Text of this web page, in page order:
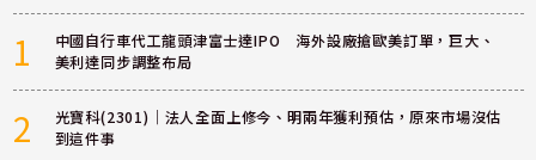
1
中國自行車代工龍頭津富士達IPO 海外設廠搶歐美訂單，巨大、
美利達同步調整布局
2
光寶科(2301)｜法人全面上修今、明兩年獲利預估，原來市場沒估
到這件事